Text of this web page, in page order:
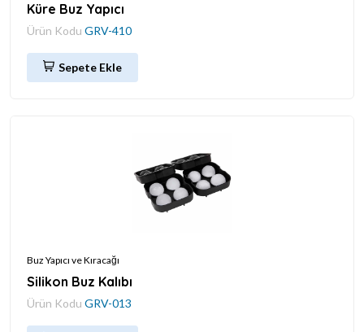
Küre Buz Yapıcı
Ürün Kodu GRV-410
Sepete Ekle
Buz Yapıcı ve Kıracağı
Silikon Buz Kalıbı
Ürün Kodu GRV-013